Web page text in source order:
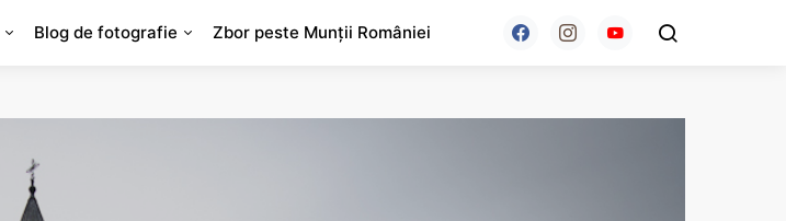
Blog de fotografie Zbor peste Munții României